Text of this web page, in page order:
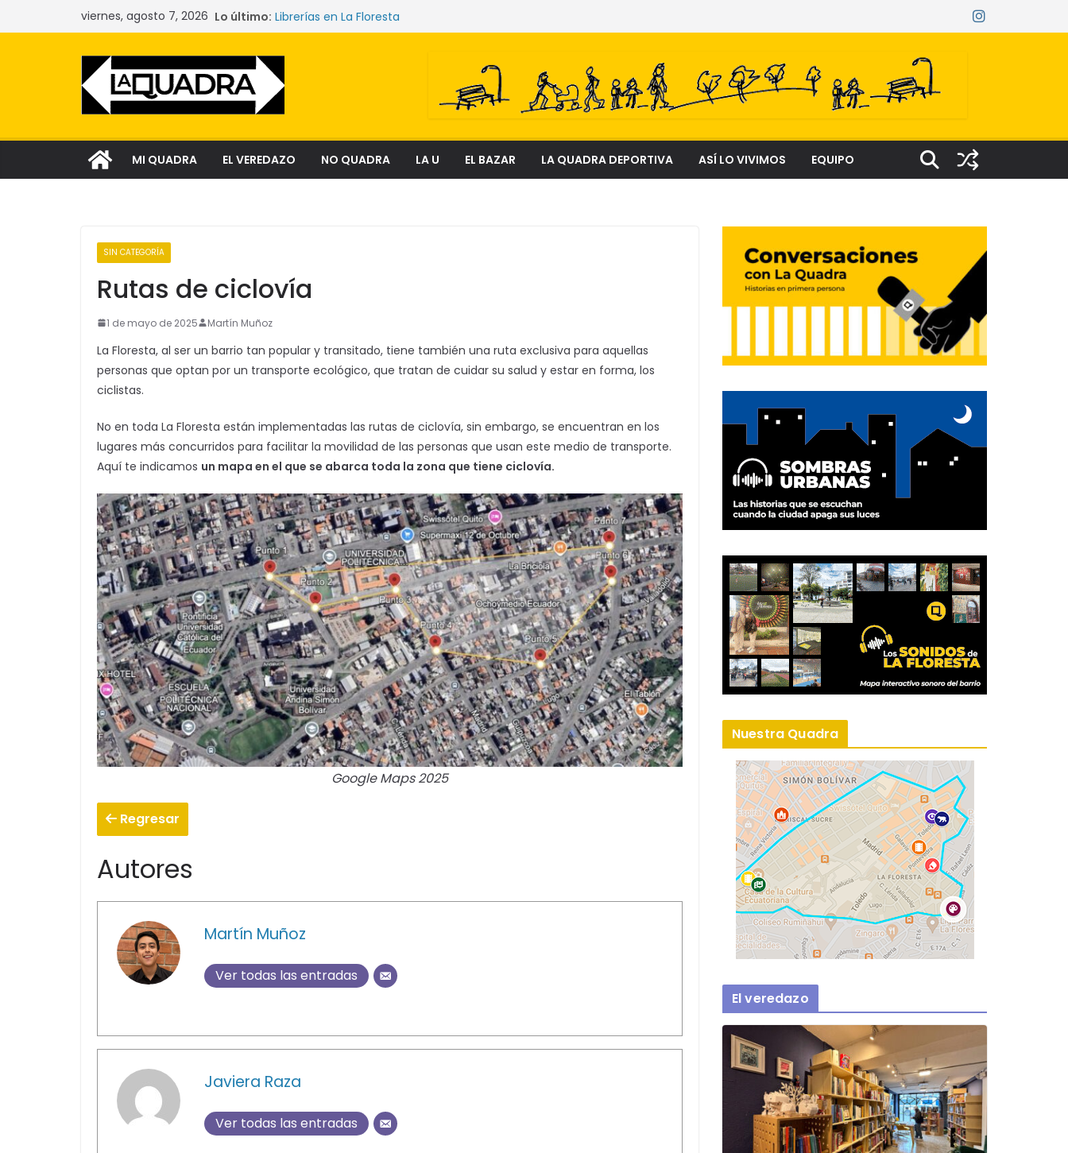
al
viernes, agosto 7, 2026 Lo último: Librerías en La Floresta
Las mujeres que sostienen los mercados de Quito
Narcocultura: el fenómeno que transforma el delito en
aspiración social
Tecnología y lectura
MI QUADRA EL VEREDAZO NO QUADRA LA U EL BAZAR LA QUADRA DEPORTIVA ASÍ LO VIVIMOS EQUIPO
SIN CATEGORÍA
Rutas de ciclovía
1 de mayo de 2025 Martín Muñoz
La Floresta, al ser un barrio tan popular y transitado, tiene también una ruta exclusiva para aquellas
personas que optan por un transporte ecológico, que tratan de cuidar su salud y estar en forma, los
ciclistas.
No en toda La Floresta están implementadas las rutas de ciclovía, sin embargo, se encuentran en los
lugares más concurridos para facilitar la movilidad de las personas que usan este medio de transporte.
Aquí te indicamos un mapa en el que se abarca toda la zona que tiene ciclovía.
Google Maps 2025
Regresar
Autores
Martín Muñoz
Ver todas las entradas
Javiera Raza
Ver todas las entradas
Nuestra Quadra
El veredazo